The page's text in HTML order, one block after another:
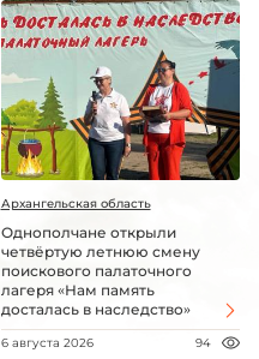
Архангельская область
Однополчане открыли
четвёртую летнюю смену
поискового палаточного
лагеря «Нам память
досталась в наследство»
6 августа 2026 94